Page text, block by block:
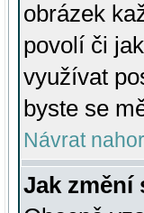
obrázek
povolí či
využívat
byste se
Návrat
Jak změní